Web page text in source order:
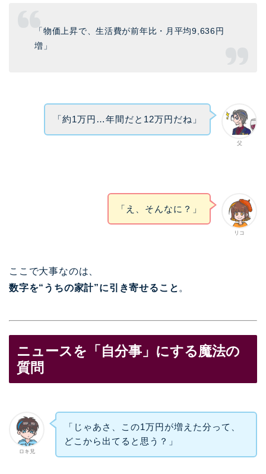
「物価上昇で、生活費が前年比・月平均9,636円
増」
父
「約1万円…年間だと12万円だね」
リコ
「え、そんなに？」
ここで大事なのは、
数字を“うちの家計”に引き寄せること 。
ニュースを「自分事」にする魔法の
質問
ロキ兄
「じゃあさ、この1万円が増えた分って、
どこから出てると思う？」